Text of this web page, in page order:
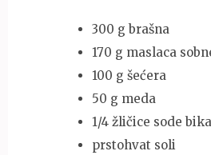
300 g brašna
170 g maslaca
100 g šećera
50 g meda
1/4 žličice sode
prstohvat soli